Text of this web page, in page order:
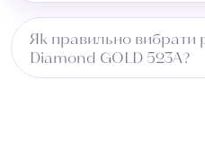
Як правильно вибрати
Diamond GOLD 523A?